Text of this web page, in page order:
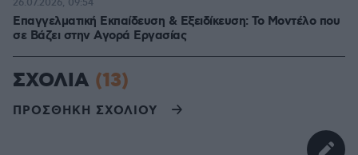
Επαγγελματική Εκπαίδευση & Εξειδίκευση: Το Mοντέλο που
σε Bάζει στην Aγορά Eργασίας
26.07.2026, 09:54
ΣΧΟΛΙΑ (13)
ΠΡΟΣΘΗΚΗ ΣΧΟΛΙΟΥ